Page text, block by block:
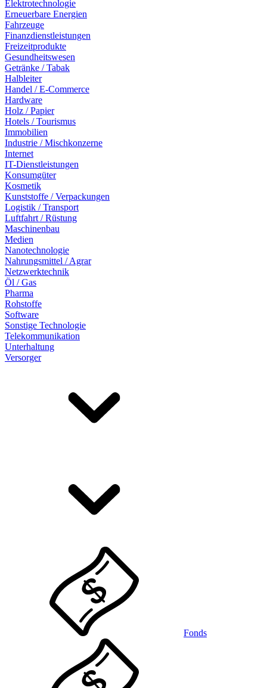
Elektrotechnologie
Erneuerbare Energien
Fahrzeuge
Finanzdienstleistungen
Freizeitprodukte
Gesundheitswesen
Getränke / Tabak
Halbleiter
Handel / E-Commerce
Hardware
Holz / Papier
Hotels / Tourismus
Immobilien
Industrie / Mischkonzerne
Internet
IT-Dienstleistungen
Konsumgüter
Kosmetik
Kunststoffe / Verpackungen
Logistik / Transport
Luftfahrt / Rüstung
Maschinenbau
Medien
Nanotechnologie
Nahrungsmittel / Agrar
Netzwerktechnik
Öl / Gas
Pharma
Rohstoffe
Software
Sonstige Technologie
Telekommunikation
Unterhaltung
Versorger
Fonds